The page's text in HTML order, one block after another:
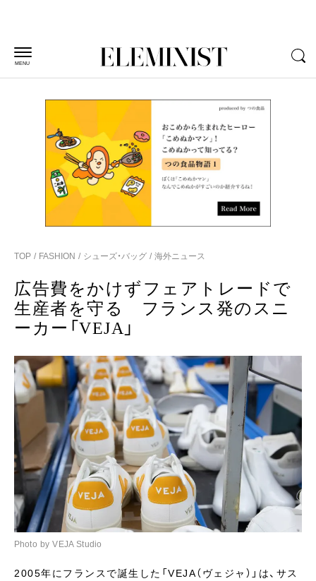
MENU
TOP FASHION シューズ・バッグ 海外ニュース
広告費をかけずフェアトレードで
生産者を守る フランス発のスニ
ーカー「VEJA」
Photo by VEJA Studio
2005年にフランスで誕生した「VEJA（ヴェジャ）」は、サス